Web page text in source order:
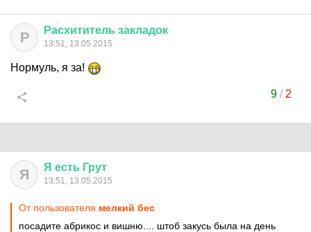
Р Расхититель закладок
13:51, 13.05.2015
Нормуль, я за!
9/ 2
Я Я есть Грут
13:51, 13.05.2015
От пользователя мелкий бес
посадите абрикос и вишню.... штоб закусь была на день